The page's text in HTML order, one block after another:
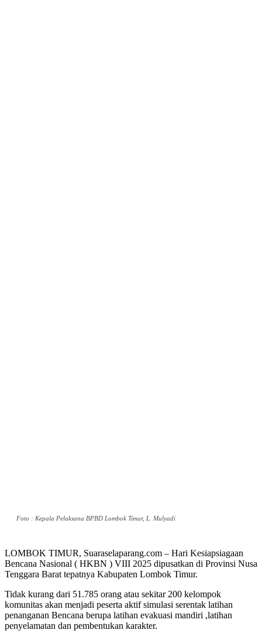
Foto : Kepala Pelaksana BPBD Lombok Timur, L. Mulyadi
LOMBOK TIMUR, Suaraselaparang.com – Hari Kesiapsiagaan
Bencana Nasional ( HKBN ) VIII 2025 dipusatkan di Provinsi Nusa
Tenggara Barat tepatnya Kabupaten Lombok Timur.
Tidak kurang dari 51.785 orang atau sekitar 200 kelompok
komunitas akan menjadi peserta aktif simulasi serentak latihan
penanganan Bencana berupa latihan evakuasi mandiri ,latihan
penyelamatan dan pembentukan karakter.